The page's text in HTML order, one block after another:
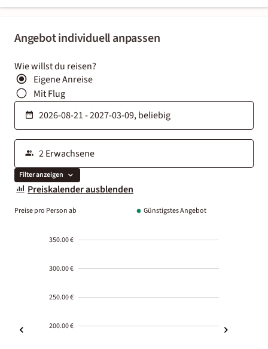
Angebot individuell anpassen
Wie willst du reisen?
Eigene Anreise
Mit Flug
Filter anzeigen
Preiskalender ausblenden
Preise pro Person ab Günstigstes Angebot
350.00 €
300.00 €
250.00 €
200.00 €